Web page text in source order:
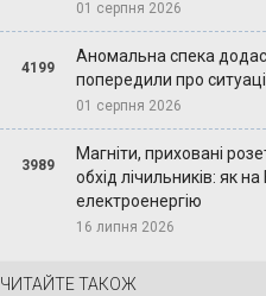
01 серпня 2026
4199
Аномальна спека
попередили про
01 серпня 2026
3989
Магніти, приховані
обхід лічильників: як
електроенергію
16 липня 2026
ЧИТАЙТЕ ТАКОЖ